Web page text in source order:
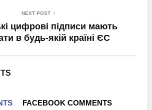
NEXT POST
цифрові підписи мають
в будь-якій країні ЄС
FACEBOOK COMMENTS